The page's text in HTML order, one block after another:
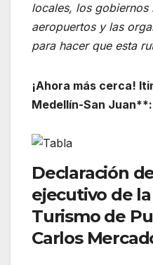
locales, los gobiernos
aeropuertos y las
para hacer que esta
¡Ahora más cerca!
Medellín-San Juan**:
Declaración
ejecutivo de
Turismo de
Carlos